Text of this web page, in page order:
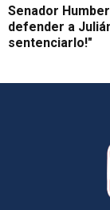
Senador
defender a
sentenciarlo!"